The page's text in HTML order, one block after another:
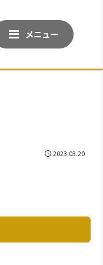
メニュー
2023.03.20